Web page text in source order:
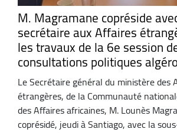
M. Magramane copréside
secrétaire aux Affaires
les travaux de la 6e session
consultations politiques
Le Secrétaire général du ministère des
étrangères, de la Communauté
des Affaires africaines, M. Lounès
coprésidé, jeudi à Santiago, avec la